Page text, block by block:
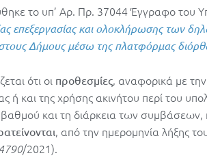
το υπ’ Αρ. Πρ. 37044 Έγγραφο του
επεξεργασίας και ολοκλήρωσης των
Δήμους μέσω της πλατφόρμας
ότι οι προθεσμίες, αναφορικά με
ή και της χρήσης ακινήτου περί του
και τη διάρκεια των συμβάσεων,
, από την ημερομηνία λήξης
/2021).